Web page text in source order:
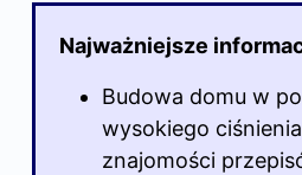
Najważniejsze
Budowa domu w
wysokiego
znajomości